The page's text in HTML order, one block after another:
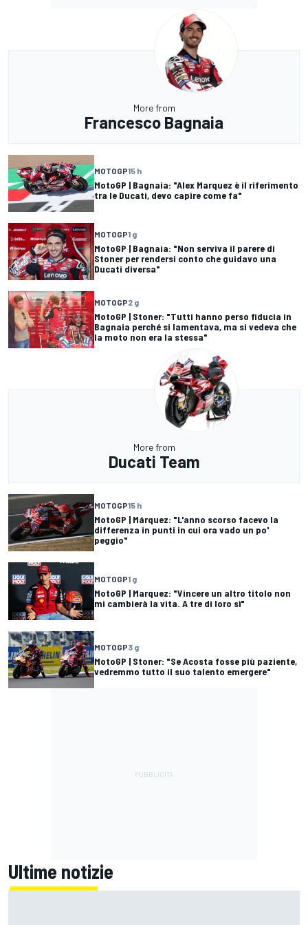
More from
Francesco Bagnaia
MOTOGP15 h
MotoGP | Bagnaia: "Alex Marquez è il riferimento
tra le Ducati, devo capire come fa"
MOTOGP1 g
MotoGP | Bagnaia: "Non serviva il parere di
Stoner per rendersi conto che guidavo una
Ducati diversa"
MOTOGP2 g
MotoGP | Stoner: "Tutti hanno perso fiducia in
Bagnaia perché si lamentava, ma si vedeva che
la moto non era la stessa"
More from
Ducati Team
MOTOGP15 h
MotoGP | Márquez: "L'anno scorso facevo la
differenza in punti in cui ora vado un po'
peggio"
MOTOGP1 g
MotoGP | Marquez: "Vincere un altro titolo non
mi cambierà la vita. A tre di loro sì"
MOTOGP3 g
MotoGP | Stoner: "Se Acosta fosse più paziente,
vedremmo tutto il suo talento emergere"
Ultime notizie